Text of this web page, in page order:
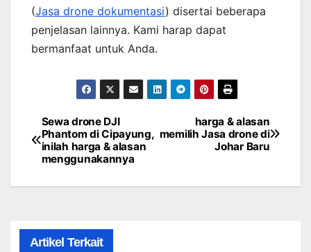
(Jasa drone dokumentasi) disertai beberapa
penjelasan lainnya. Kami harap dapat
bermanfaat untuk Anda.
Post
navigation
harga & alasan
memilih Jasa drone di
Johar Baru
Sewa drone DJI
Phantom di Cipayung,
inilah harga & alasan
menggunakannya
Artikel Terkait